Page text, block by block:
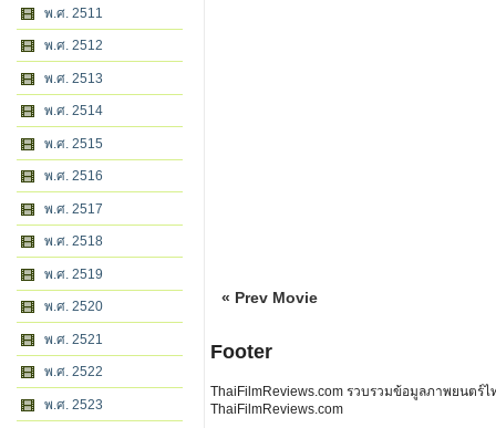
พ.ศ. 2511
พ.ศ. 2512
พ.ศ. 2513
พ.ศ. 2514
พ.ศ. 2515
พ.ศ. 2516
พ.ศ. 2517
พ.ศ. 2518
พ.ศ. 2519
พ.ศ. 2520
พ.ศ. 2521
พ.ศ. 2522
พ.ศ. 2523
« Prev Movie
Footer
ThaiFilmReviews.com รวบรวมข้อมูลภาพยนตร์
ThaiFilmReviews.com